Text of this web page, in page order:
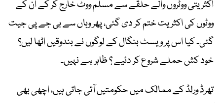
اکثریتی ووٹروں والے حلقے سے مسلم ووٹ خارج کر کے ان کے
ووٹوں کی اکثریت ختم کر دی گئی، پھر وہاں سے بی جے پی جیت
گئی۔ کیا اس پر ویسٹ بنگال کے لوگوں نے بندوقیں اٹھا لیں؟
خود کش حملے شروع کر دئیے ؟ ظاہر ہے نہیں۔
تھرڈ ورلڈ کے ممالک میں حکومتیں آتی جاتی ہیں، اچھی بھی